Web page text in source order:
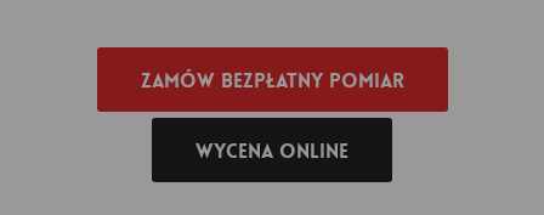
Zamów bezpłatny pomiar
Wycena online